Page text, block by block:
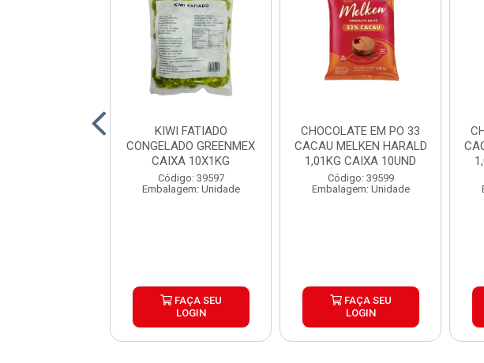
KIWI FATIADO
CONGELADO GREENMEX
CAIXA 10X1KG
Código: 39597
Embalagem: Unidade
FAÇA SEU
LOGIN
CHOCOLATE EM PO 33
CACAU MELKEN HARALD
1,01KG CAIXA 10UND
Código: 39599
Embalagem: Unidade
FAÇA SEU
LOGIN